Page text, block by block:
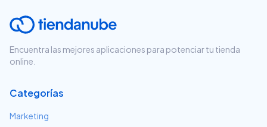
Encuentra las mejores aplicaciones para potenciar tu tienda
online.
Categorías
Marketing